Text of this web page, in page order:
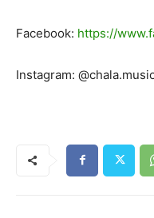
Facebook: https://
Instagram: